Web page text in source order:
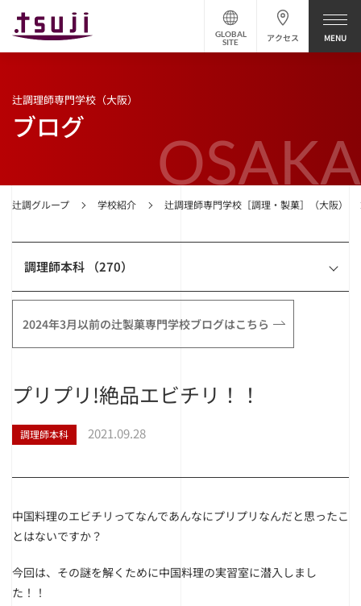
アクセス
GLOBAL
SITE
OSAKA
辻調グループ 学校紹介 辻調理師専門学校［調理・製菓］（大阪）
辻調理師専門学校（大阪）
ブログ
調理師本科 （270）
2024年3月以前の辻製菓専門学校ブログはこちら
プリプリ!絶品エビチリ！！
調理師本科 2021.09.28
中国料理のエビチリってなんであんなにプリプリなんだと思ったこ
とはないですか？
今回は、その謎を解くために中国料理の実習室に潜入しまし
た！！